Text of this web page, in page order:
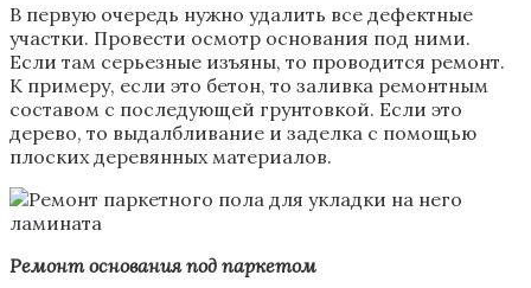
В первую очередь нужно удалить все дефектные
участки. Провести осмотр основания под ними.
Если там серьезные изъяны, то проводится ремонт.
К примеру, если это бетон, то заливка ремонтным
составом с последующей грунтовкой. Если это
дерево, то выдалбливание и заделка с помощью
плоских деревянных материалов.
Ремонт основания под паркетом